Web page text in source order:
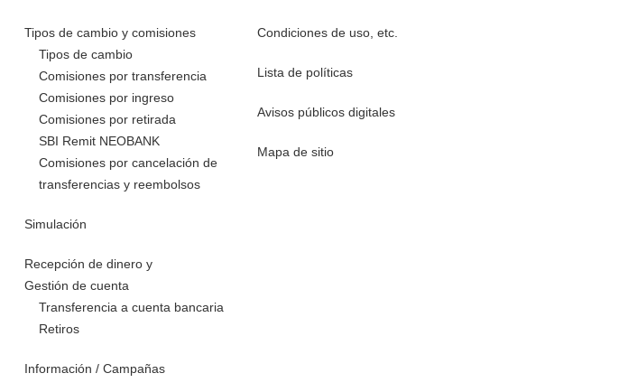
Tipos de cambio y comisiones
Tipos de cambio
Comisiones por transferencia
Comisiones por ingreso
Comisiones por retirada
SBI Remit NEOBANK
Comisiones por cancelación de
transferencias y reembolsos
Simulación
Recepción de dinero y
Gestión de cuenta
Transferencia a cuenta bancaria
Retiros
Información / Campañas
Condiciones de uso, etc.
Lista de políticas
Avisos públicos digitales
Mapa de sitio